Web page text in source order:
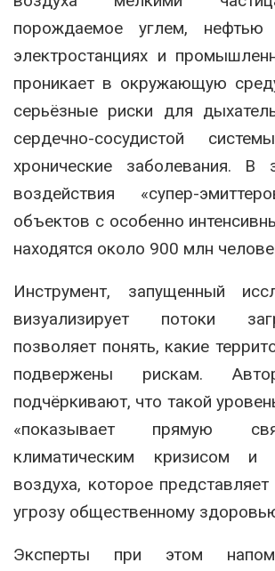
порождаемое углем,
электростанциях и
проникает в окружающую
серьёзные риски для
сердечно-сосудистой
хронические заболевания. В
воздействия «супер-
объектов с особенно
находятся около 900 млн
Инструмент, запущенный
визуализирует потоки
позволяет понять, какие
подвержены рискам.
подчёркивают, что такой
«показывает прямую
климатическим кризисом и
воздуха, которое представляет
угрозу общественному
Эксперты при этом